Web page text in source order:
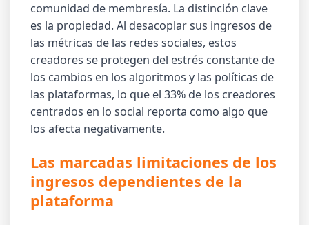
comunidad de membresía. La distinción clave
es la propiedad. Al desacoplar sus ingresos de
las métricas de las redes sociales, estos
creadores se protegen del estrés constante de
los cambios en los algoritmos y las políticas de
las plataformas, lo que el 33% de los creadores
centrados en lo social reporta como algo que
los afecta negativamente.
Las marcadas limitaciones de los
ingresos dependientes de la
plataforma